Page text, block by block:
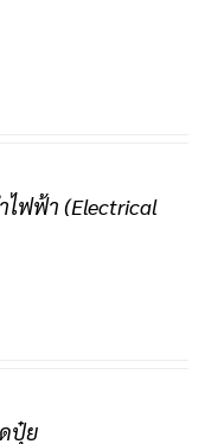
ไฟฟ้า (Electrical
ปุ๋ย